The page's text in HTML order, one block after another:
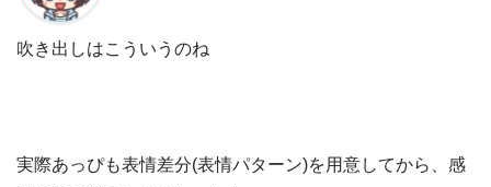
吹き出しはこういうのね
実際あっぴも表情差分(表情パターン)を用意してから、感